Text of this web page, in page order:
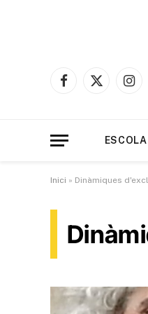
Facebook
X
ESCOLA
Inici » Dinàmiques